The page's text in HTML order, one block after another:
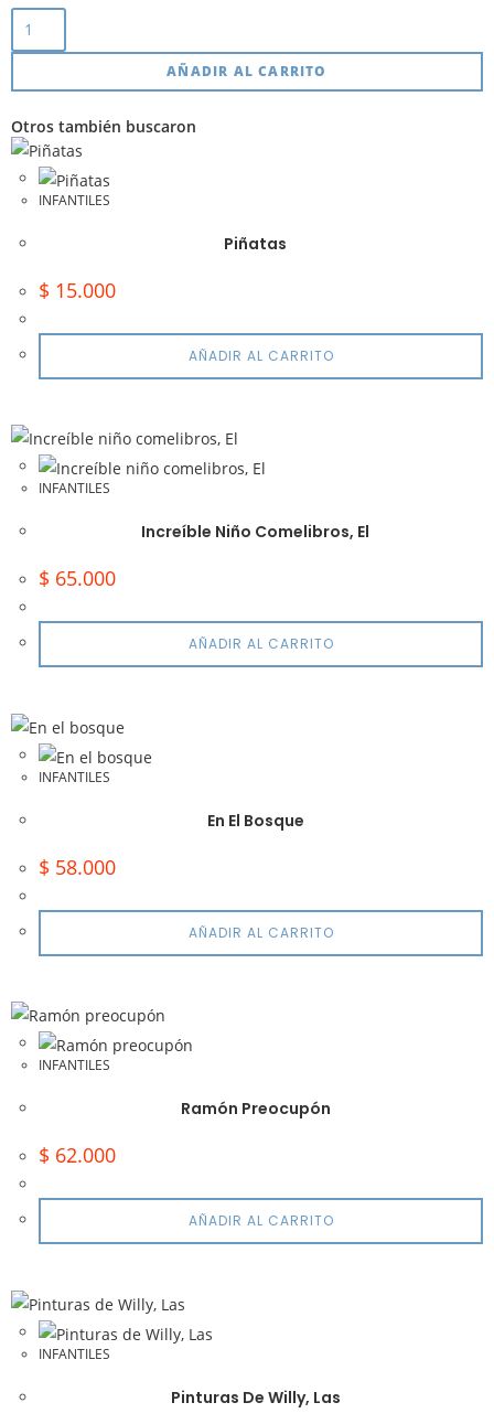
AÑADIR AL CARRITO
Otros también buscaron
INFANTILES
Piñatas
$ 15.000
AÑADIR AL CARRITO
INFANTILES
Increíble Niño Comelibros, El
$ 65.000
AÑADIR AL CARRITO
INFANTILES
En El Bosque
$ 58.000
AÑADIR AL CARRITO
INFANTILES
Ramón Preocupón
$ 62.000
AÑADIR AL CARRITO
INFANTILES
Pinturas De Willy, Las